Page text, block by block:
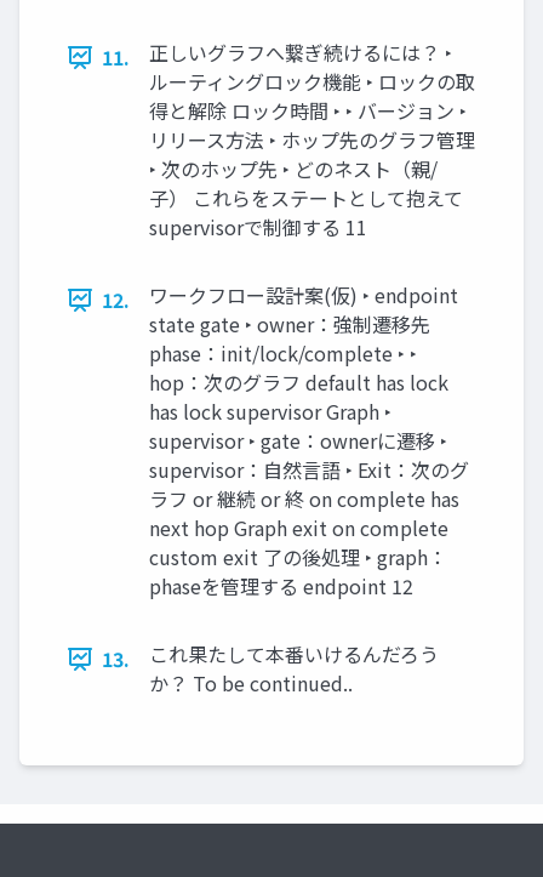
11.
正しいグラフへ繋ぎ続けるには？ ‣
ルーティングロック機能 ‣ ロックの取
得と解除 ロック時間 ‣ ‣ バージョン ‣
リリース方法 ‣ ホップ先のグラフ管理
‣ 次のホップ先 ‣ どのネスト（親/
子） これらをステートとして抱えて
supervisorで制御する 11
12.
ワークフロー設計案(仮) ‣ endpoint
state gate ‣ owner：強制遷移先
phase：init/lock/complete ‣ ‣
hop：次のグラフ default has lock
has lock supervisor Graph ‣
supervisor ‣ gate：ownerに遷移 ‣
supervisor：自然言語 ‣ Exit：次のグ
ラフ or 継続 or 終 on complete has
next hop Graph exit on complete
custom exit 了の後処理 ‣ graph：
phaseを管理する endpoint 12
13.
これ果たして本番いけるんだろう
か？ To be continued..